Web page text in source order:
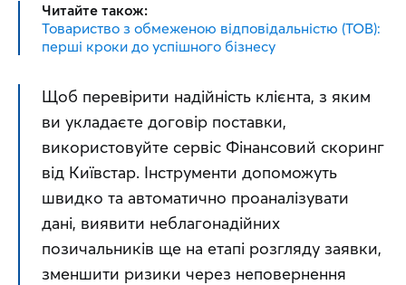
Читайте також:
Товариство з обмеженою відповідальністю (ТОВ):
перші кроки до успішного бізнесу
Щоб перевірити надійність клієнта, з яким
ви укладаєте договір поставки,
використовуйте сервіс Фінансовий скоринг
від Київстар. Інструменти допоможуть
швидко та автоматично проаналізувати
дані, виявити неблагонадійних
позичальників ще на етапі розгляду заявки,
зменшити ризики через неповернення